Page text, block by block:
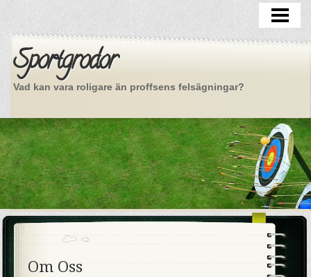
KLASSIKER
MER GRODOR
Sportgrodor
Vad kan vara roligare än proffsens felsägningar?
Om Oss